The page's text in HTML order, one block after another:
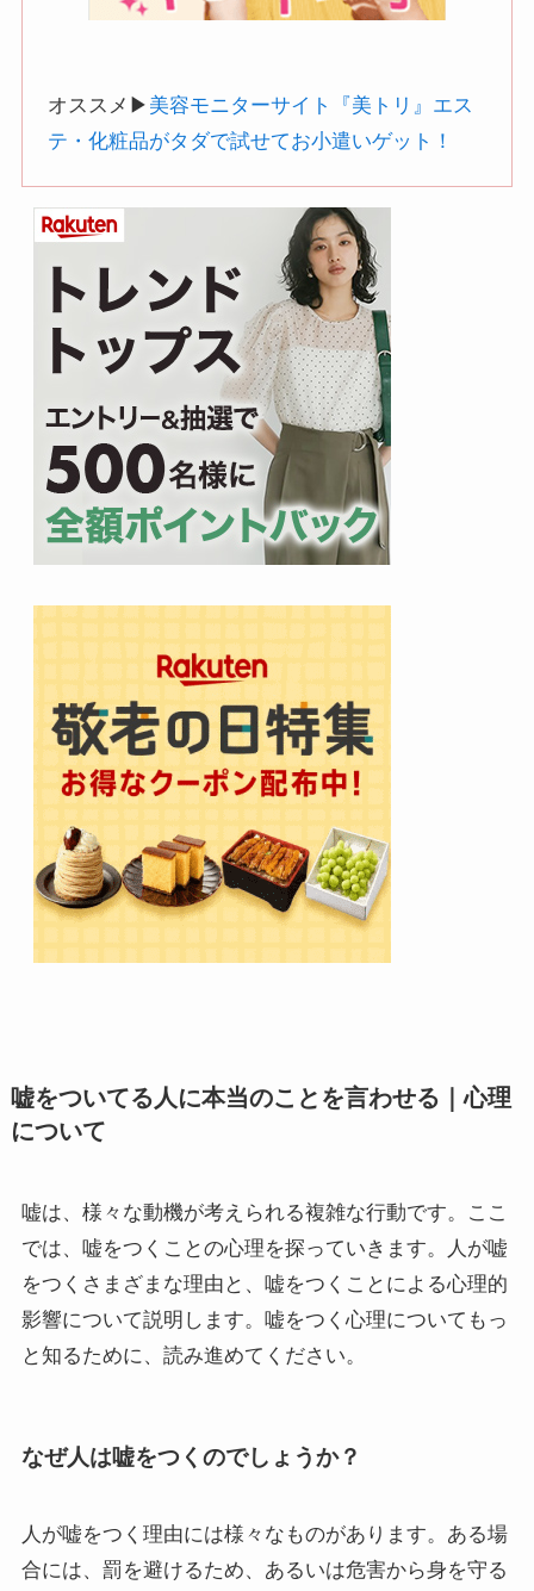
オススメ▶︎ 美容モニターサイト『美トリ』エス
テ・化粧品がタダで試せてお小遣いゲット！
嘘をついてる人に本当のことを言わせる｜心理
について
嘘は、様々な動機が考えられる複雑な行動です。ここ
では、嘘をつくことの心理を探っていきます。人が嘘
をつくさまざまな理由と、嘘をつくことによる心理的
影響について説明します。嘘をつく心理についてもっ
と知るために、読み進めてください。
なぜ人は嘘をつくのでしょうか？
人が嘘をつく理由には様々なものがあります。ある場
合には、罰を避けるため、あるいは危害から身を守る